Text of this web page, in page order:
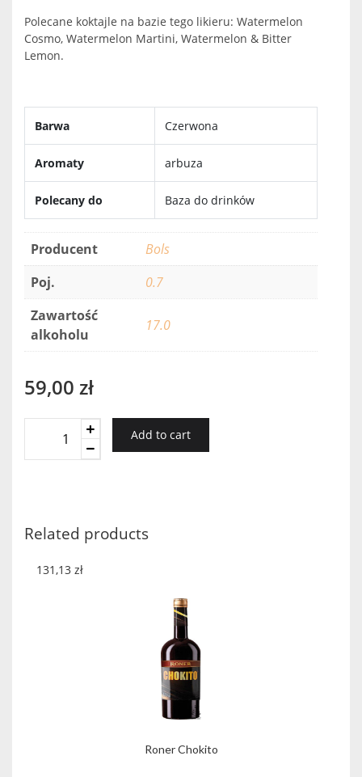
Polecane koktajle na bazie tego likieru: Watermelon
Cosmo, Watermelon Martini, Watermelon & Bitter
Lemon.
Barwa Czerwona
Aromaty arbuza
Polecany do Baza do drinków
Producent
Bols
Poj.
0.7
Zawartość
alkoholu
17.0
59,00 zł
Add to cart
Related products
Roner Chokito
131,13 zł